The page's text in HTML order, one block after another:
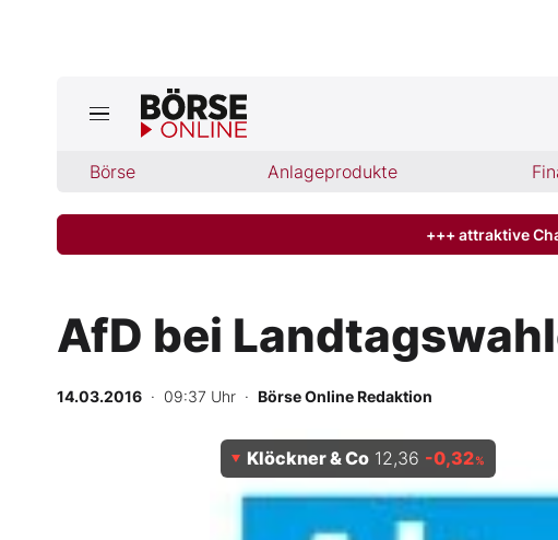
Börse Anlageprodukte
Börse
Abo & Shop
BO-Musterdepots
Experten
+++ attraktive
AfD bei
14.03.2016 · 09:37 Uhr · Börse Online Redaktion
Klöckner & Co 12,36 -0,32%